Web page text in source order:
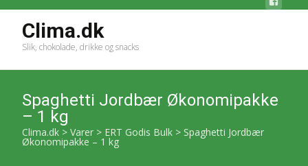
Clima.dk
Slik, chokolade, drikke og snacks
Spaghetti Jordbær Økonomipakke
– 1 kg
Clima.dk > Varer > ERT Godis Bulk > Spaghetti Jordbær
Økonomipakke – 1 kg